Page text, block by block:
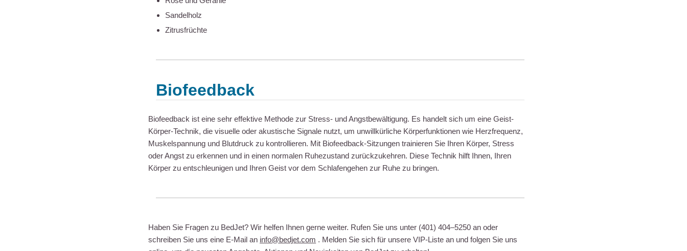
Sandelholz
Zitrusfrüchte
Biofeedback
Biofeedback ist eine sehr effektive Methode zur Stress- und Angstbewältigung. Es handelt sich um eine Geist-
Körper-Technik, die visuelle oder akustische Signale nutzt, um unwillkürliche Körperfunktionen wie Herzfrequenz,
Muskelspannung und Blutdruck zu kontrollieren. Mit Biofeedback-Sitzungen trainieren Sie Ihren Körper, Stress
oder Angst zu erkennen und in einen normalen Ruhezustand zurückzukehren. Diese Technik hilft Ihnen, Ihren
Körper zu entschleunigen und Ihren Geist vor dem Schlafengehen zur Ruhe zu bringen.
Haben Sie Fragen zu BedJet? Wir helfen Ihnen gerne weiter. Rufen Sie uns unter (401) 404–5250 an oder
schreiben Sie uns eine E-Mail an info@bedjet.com . Melden Sie sich für unsere VIP-Liste an und folgen Sie uns